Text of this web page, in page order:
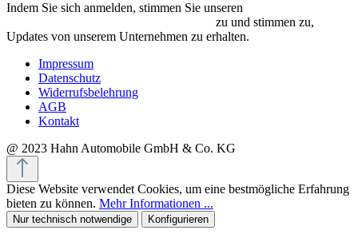
Indem Sie sich anmelden, stimmen Sie unseren
zu und stimmen zu,
Updates von unserem Unternehmen zu erhalten.
Impressum
Datenschutz
Widerrufsbelehrung
AGB
Kontakt
@ 2023 Hahn Automobile GmbH & Co. KG
Diese Website verwendet Cookies, um eine bestmögliche Erfahrung
bieten zu können. Mehr Informationen ...
Nur technisch notwendige Konfigurieren